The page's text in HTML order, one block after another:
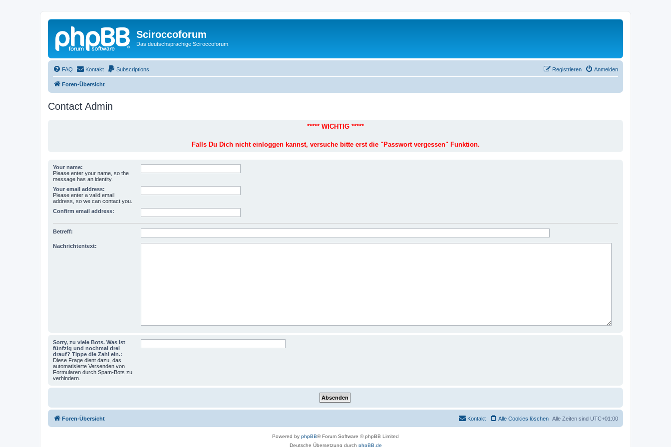
Sciroccoforum
Das deutschsprachige Sciroccoforum.
FAQ Kontakt Subscriptions Anmelden
Registrieren
Foren-Übersicht
Contact Admin
***** WICHTIG *****
Falls Du Dich nicht einloggen kannst, versuche bitte erst die "Passwort vergessen" Funktion.
Your name:
Please enter your name, so the
message has an identity.
Your email address:
Please enter a valid email
address, so we can contact you.
Confirm email address:
Betreff:
Nachrichtentext:
Sorry, zu viele Bots. Was ist
fünfzig und nochmal drei
drauf? Tippe die Zahl ein.:
Diese Frage dient dazu, das
automatisierte Versenden von
Formularen durch Spam-Bots zu
verhindern.
Foren-Übersicht Alle Zeiten sind UTC+01:00
Alle Cookies löschen
Kontakt
Powered by phpBB® Forum Software © phpBB Limited
Deutsche Übersetzung durch phpBB.de